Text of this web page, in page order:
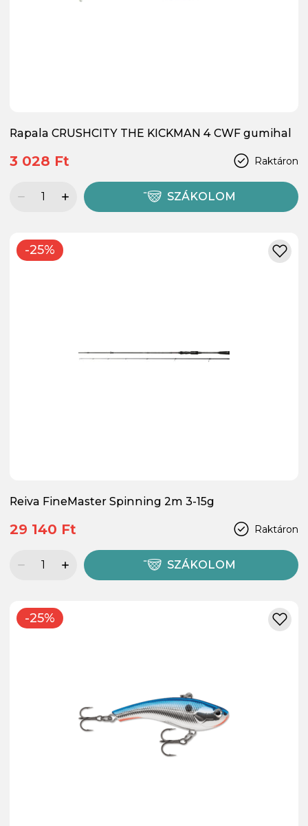
Rapala CRUSHCITY THE KICKMAN 4 CWF gumihal
Raktáron
3 028 Ft
SZÁKOLOM
-25%
Reiva FineMaster Spinning 2m 3-15g
Raktáron
29 140 Ft
SZÁKOLOM
-25%